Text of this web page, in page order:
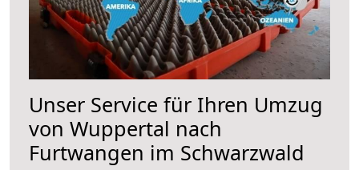
Unser Service für Ihren Umzug
von Wuppertal nach
Furtwangen im Schwarzwald